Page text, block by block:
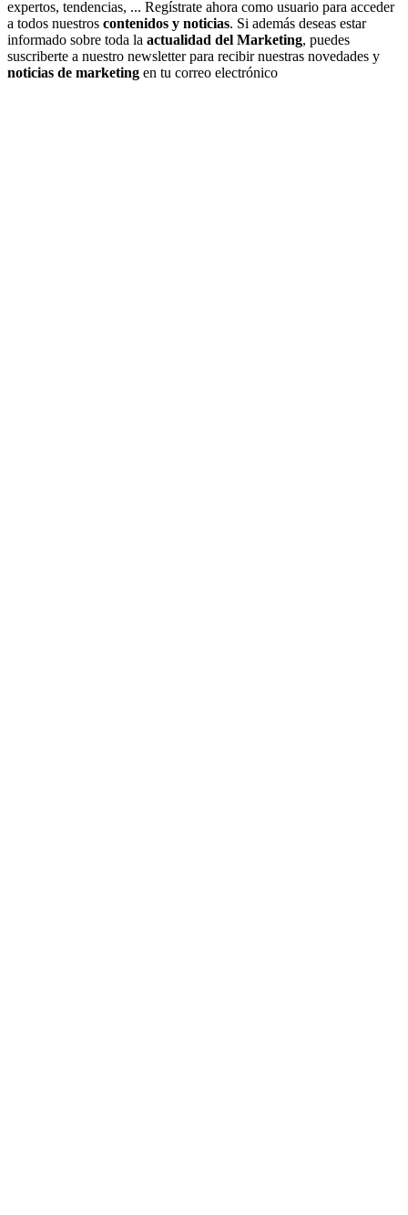
expertos, tendencias, ... Regístrate ahora como usuario para acceder
a todos nuestros contenidos y noticias. Si además deseas estar
informado sobre toda la actualidad del Marketing, puedes
suscriberte a nuestro newsletter para recibir nuestras novedades y
noticias de marketing en tu correo electrónico